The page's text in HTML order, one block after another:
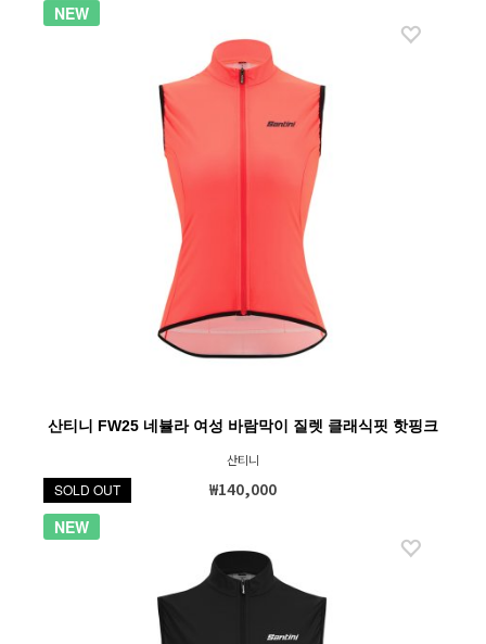
NEW
산티니 FW25 네뷸라 여성 바람막이 질렛 클래식핏 핫핑크
산티니
₩140,000
SOLD OUT
NEW